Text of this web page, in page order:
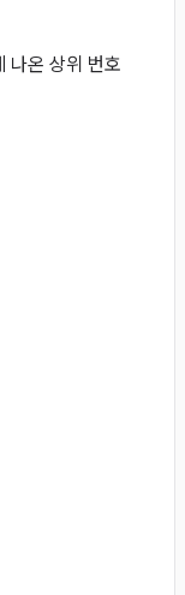
나온 상위 번호